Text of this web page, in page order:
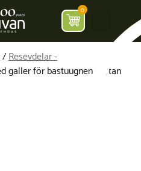
0
/Resevdelar -
galler för bastuugnen/grytan